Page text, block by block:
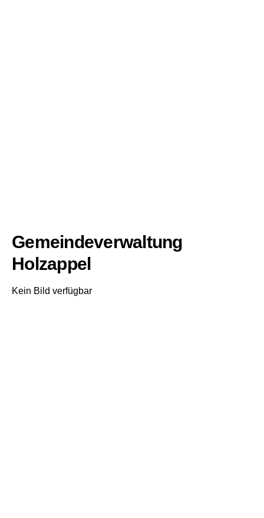
Gemeindeverwaltung
Holzappel
Kein Bild verfügbar